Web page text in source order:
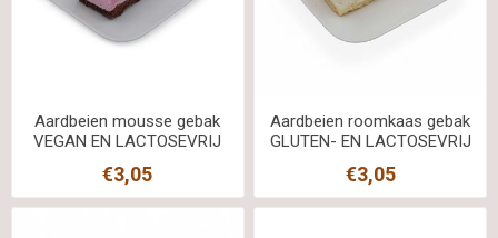
Aardbeien mousse gebak
VEGAN EN LACTOSEVRIJ
€3,05
Aardbeien roomkaas gebak
GLUTEN- EN LACTOSEVRIJ
€3,05